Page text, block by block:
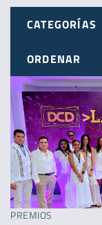
CATEGORÍAS
Todos
Expansión
Novedades
Premios
ORDENAR
Más reciente
Menos reciente
A - Z
PREMIOS